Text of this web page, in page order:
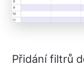
Přidání filtrů